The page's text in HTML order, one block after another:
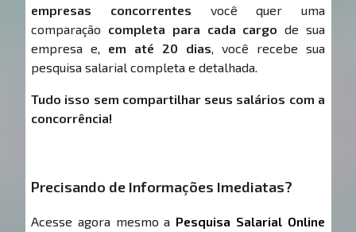
empresas concorrentes você quer uma
comparação completa para cada cargo de sua
empresa e, em até 20 dias, você recebe sua
pesquisa salarial completa e detalhada.
Tudo isso sem compartilhar seus salários com a
concorrência!
Precisando de Informações Imediatas?
Acesse agora mesmo a Pesquisa Salarial Online